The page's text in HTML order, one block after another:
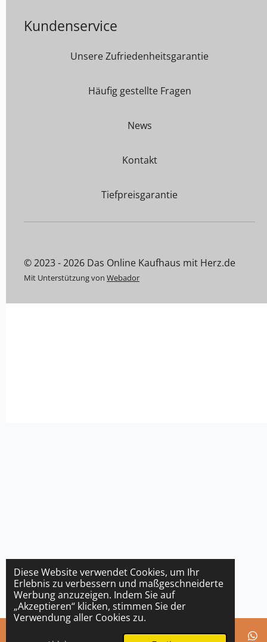
Diese Website verwendet Cookies, um Ihr
Erlebnis zu verbessern und maßgeschneiderte
Werbung anzuzeigen. Indem Sie auf
„Akzeptieren“ klicken, stimmen Sie der
Verwendung aller Cookies zu.
Kundenservice
Unsere Zufriedenheitsgarantie
Häufig gestellte Fragen
News
Kontakt
Tiefpreisgarantie
© 2023 - 2026 Das Online Kaufhaus mit Herz.de
Mit Unterstützung von Webador